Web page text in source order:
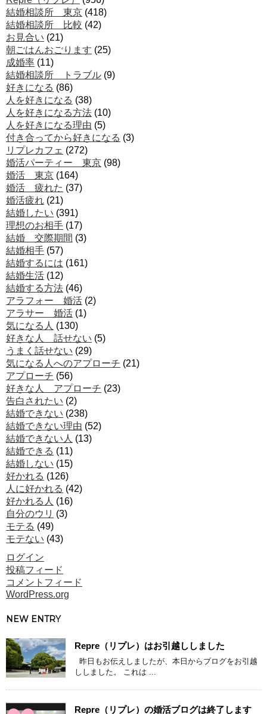
結婚相談所 東京 (418)
結婚相談所 比較 (42)
お見合い (21)
朝ごはんおごります (25)
成婚率 (11)
結婚相談所 トラブル (9)
好きになる (86)
人を好きになる (38)
人を好きになる方法 (10)
人を好きになる理由 (5)
付き合ってから好きになる (3)
リプレカフェ (272)
婚活パーティー 東京 (98)
婚活 東京 (164)
婚活 疲れた (37)
婚活疲れ (21)
結婚したい (391)
理想のお相手 (17)
結婚 交際期間 (3)
結婚相手 (57)
結婚するには (161)
結婚生活 (12)
結婚する方法 (46)
アラフォー 婚活 (2)
アラサー 婚活 (1)
気になる人 (130)
好きな人 話せない (5)
うまく話せない (29)
気になる人へのアプローチ (21)
アプローチ (56)
好きな人 アプローチ (23)
告白されたい (2)
結婚できない (238)
結婚できない理由 (52)
結婚できない人 (13)
結婚できる (11)
結婚しない (15)
好かれる (126)
人に好かれる (42)
好かれる人 (16)
自分のウリ (3)
モテる (49)
モテない (43)
ログイン
投稿フィード
コメントフィード
WordPress.org
NEW ENTRY
Repre（リプレ）はお引越ししました
昨日もお伝えしましたが、本日からブログをお引越
ししました。 これは ...
Repre（リプレ）の婚活ブログは終了します